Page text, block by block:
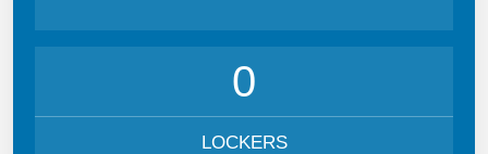
0
LOCKERS